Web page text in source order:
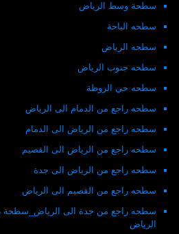
سطحة وسط الرياض
سطحه الباحة
سطحه الرياض
سطحه جنوب الرياض
سطحه حي الروظة
سطحه راجع من الدمام الى الرياض
سطحه راجع من الرياض الى الدمام
سطحه راجع من الرياض الى القصيم
سطحه راجع من الرياض الى جدة
سطحه راجع من القصيم الى الرياض
سطحه راجع من جدة الى الرياض_سطحة
الرياض